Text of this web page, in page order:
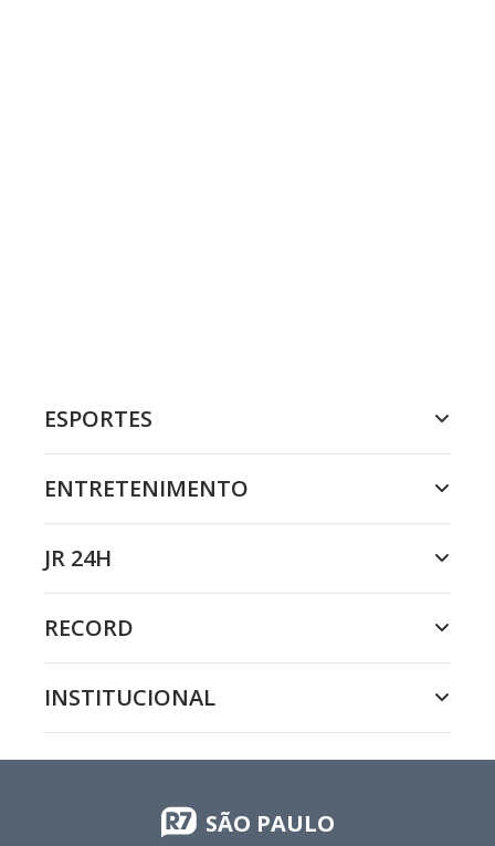
ESPORTES
ENTRETENIMENTO
JR 24H
RECORD
INSTITUCIONAL
SÃO PAULO